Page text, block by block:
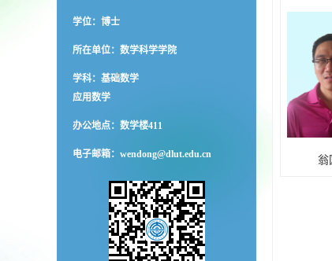
学位：博士
所在单位：数学科学学院
学科：基础数学
应用数学
办公地点：数学楼411
电子邮箱： wendong@dlut.edu.cn 翁